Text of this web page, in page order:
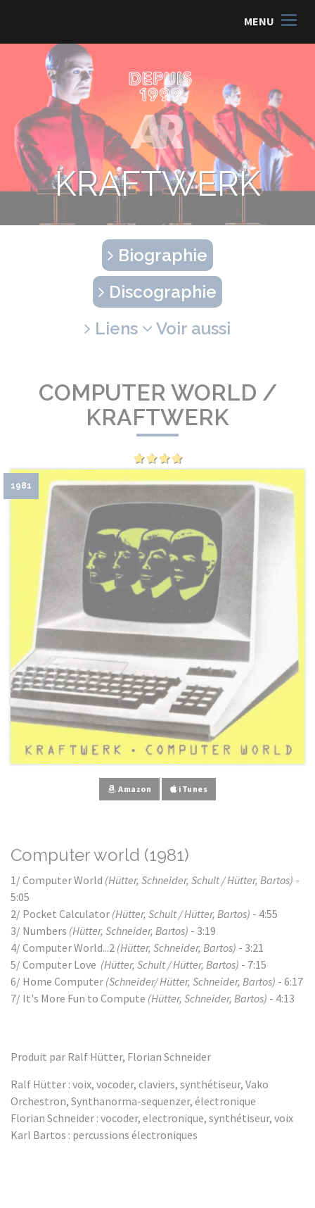
MENU
KRAFTWERK
Biographie
Discographie
Liens
Voir aussi
COMPUTER WORLD /
KRAFTWERK
1981
Amazon iTunes
Computer world (1981)
1/ Computer World (Hütter, Schneider, Schult /Hütter, Bartos) -
5:05
2/ Pocket Calculator (Hütter, Schult /Hütter, Bartos) - 4:55
3/ Numbers (Hütter, Schneider, Bartos) - 3:19
4/ Computer World...2 (Hütter, Schneider, Bartos) - 3:21
5/ Computer Love (Hütter, Schult /Hütter, Bartos) - 7:15
6/ Home Computer (Schneider/ Hütter, Schneider, Bartos) - 6:17
7/ It's More Fun to Compute (Hütter, Schneider, Bartos) - 4:13
Produit par Ralf Hütter, Florian Schneider
Ralf Hütter : voix, vocoder, claviers, synthétiseur, Vako
Orchestron, Synthanorma-sequenzer, électronique
Florian Schneider : vocoder, electronique, synthétiseur, voix
Karl Bartos : percussions électroniques